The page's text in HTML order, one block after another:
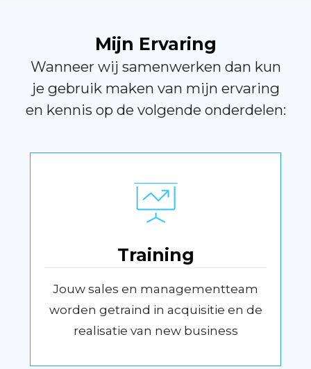
Mijn Ervaring
Wanneer wij samenwerken dan kun
je gebruik maken van mijn ervaring
en kennis op de volgende onderdelen:
Training
Jouw sales en managementteam
worden getraind in acquisitie en de
realisatie van new business